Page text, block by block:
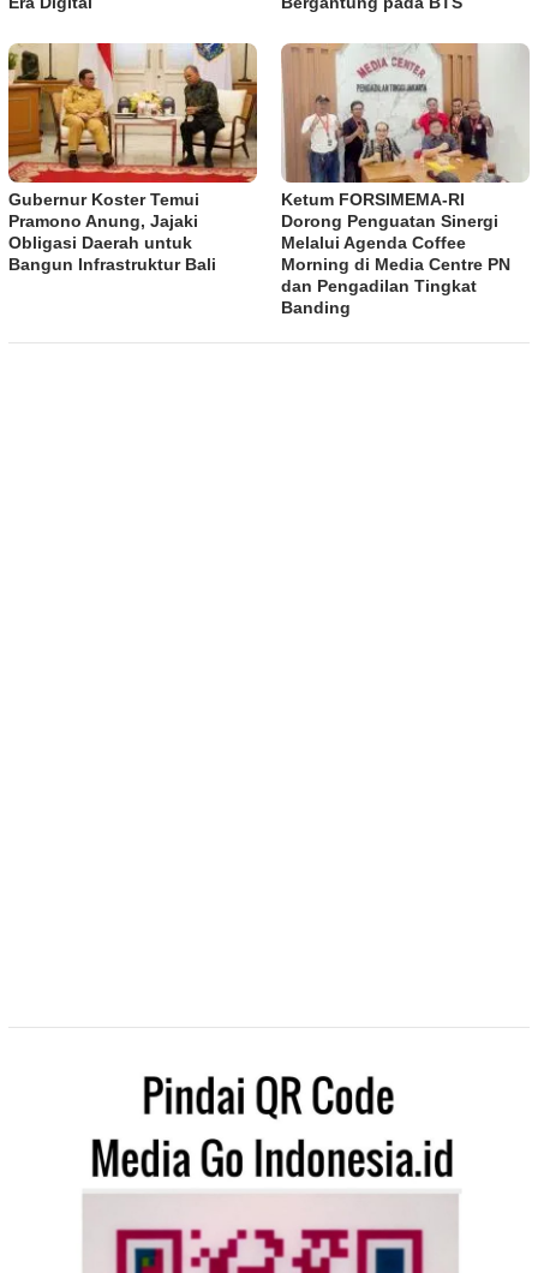
Gubernur Koster Temui
Pramono Anung, Jajaki
Obligasi Daerah untuk
Bangun Infrastruktur Bali
​Ketum FORSIMEMA-RI
Dorong Penguatan Sinergi
Melalui Agenda Coffee
Morning di Media Centre PN
dan Pengadilan Tingkat
Banding